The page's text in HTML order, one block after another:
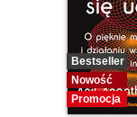
Bestseller
Nowość
Promocja